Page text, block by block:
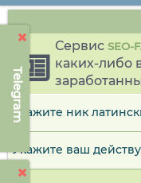
Telegram
Сервис SEO-
каких-либо
Укажите ник
Укажите ваш